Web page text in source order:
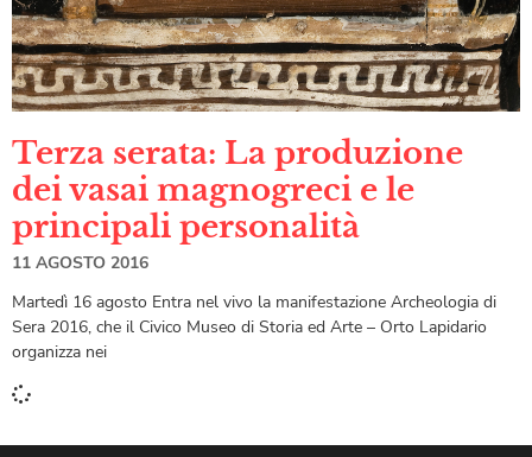
Terza serata: La produzione
dei vasai magnogreci e le
principali personalità
11 AGOSTO 2016
Martedì 16 agosto Entra nel vivo la manifestazione Archeologia di
Sera 2016, che il Civico Museo di Storia ed Arte – Orto Lapidario
organizza nei